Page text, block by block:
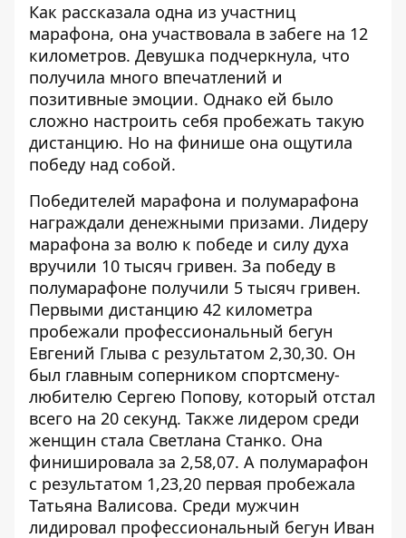
Как рассказала одна из участниц
марафона, она участвовала в забеге на 12
километров. Девушка подчеркнула, что
получила много впечатлений и
позитивные эмоции. Однако ей было
сложно настроить себя пробежать такую
дистанцию. Но на финише она ощутила
победу над собой.
Победителей марафона и полумарафона
награждали денежными призами. Лидеру
марафона за волю к победе и силу духа
вручили 10 тысяч гривен. За победу в
полумарафоне получили 5 тысяч гривен.
Первыми дистанцию 42 километра
пробежали профессиональный бегун
Евгений Глыва с результатом 2,30,30. Он
был главным соперником спортсмену-
любителю Сергею Попову, который отстал
всего на 20 секунд. Также лидером среди
женщин стала Светлана Станко. Она
финишировала за 2,58,07. А полумарафон
с результатом 1,23,20 первая пробежала
Татьяна Валисова. Среди мужчин
лидировал профессиональный бегун Иван